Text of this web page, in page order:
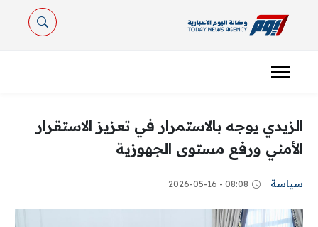
الزيدي يوجه بالاستمرار في تعزيز الاستقرار
الأمني ورفع مستوى الجهوزية
سياسة 08:08 - 2026-05-16